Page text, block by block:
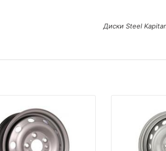
Диски Steel